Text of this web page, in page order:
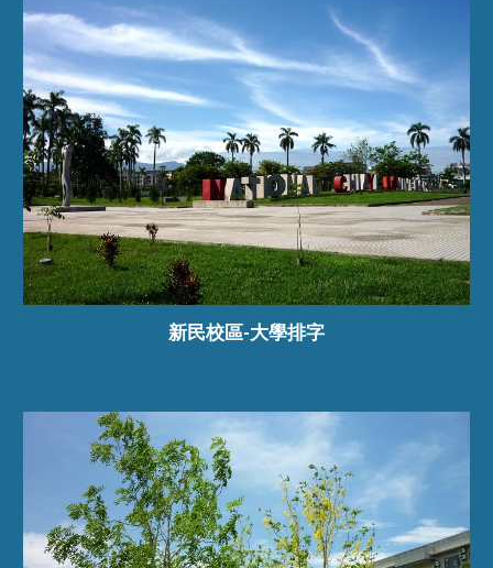
新民校區-大學排字